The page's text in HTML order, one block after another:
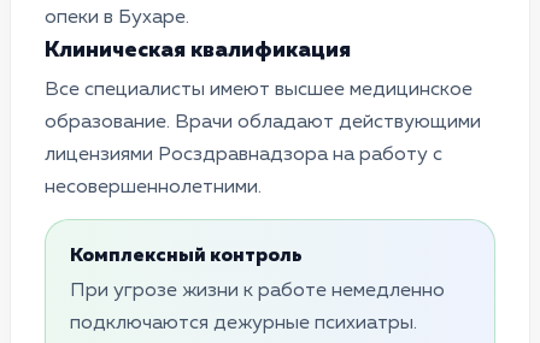
опеки в Бухаре.
Клиническая квалификация
Все специалисты имеют высшее медицинское
образование. Врачи обладают действующими
лицензиями Росздравнадзора на работу с
несовершеннолетними.
Комплексный контроль
При угрозе жизни к работе немедленно
подключаются дежурные психиатры.